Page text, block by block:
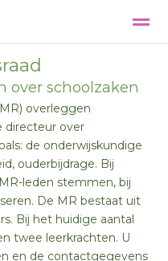
over schoolzaken
overleggen
directeur over
de onderwijskundige
ouderbijdrage. Bij
leden stemmen, bij
De MR bestaat uit
Bij het huidige aantal
twee leerkrachten. U
en de contactgegevens